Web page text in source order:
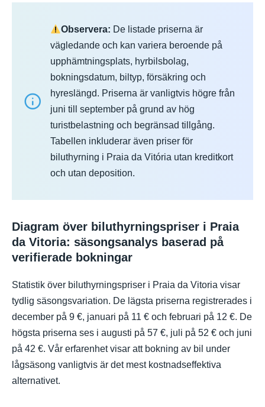
Observera: De listade priserna är
vägledande och kan variera beroende på
upphämtningsplats, hyrbilsbolag,
bokningsdatum, biltyp, försäkring och
hyreslängd. Priserna är vanligtvis högre från
juni till september på grund av hög
turistbelastning och begränsad tillgång.
Tabellen inkluderar även priser för
biluthyrning i Praia da Vitória utan kreditkort
och utan deposition.
Diagram över biluthyrningspriser i Praia
da Vitoria: säsongsanalys baserad på
verifierade bokningar
Statistik över biluthyrningspriser i Praia da Vitoria visar
tydlig säsongsvariation. De lägsta priserna registrerades i
december på 9 €, januari på 11 € och februari på 12 €. De
högsta priserna ses i augusti på 57 €, juli på 52 € och juni
på 42 €. Vår erfarenhet visar att bokning av bil under
lågsäsong vanligtvis är det mest kostnadseffektiva
alternativet.